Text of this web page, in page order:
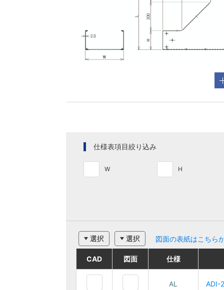
仕様表項目絞り込み
W H
選択 選択 図面の表紙はこちら
CAD 図面 ご注文品番
ADI-2010
CAD 図面 仕様
AL ADI-
CAD 図面 ご注文品番
ADI-2010
CAD 図面 仕様
AL ADI-